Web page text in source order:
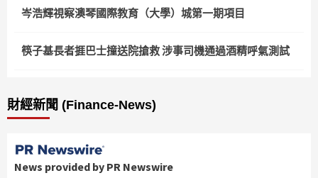
岑浩輝視察澳琴國際教育（大學）城第一期項目
筷子基長者捱巴士撞送院搶救 涉事司機通過酒精呼氣測試
財經新聞 (Finance-News)
News provided by PR Newswire